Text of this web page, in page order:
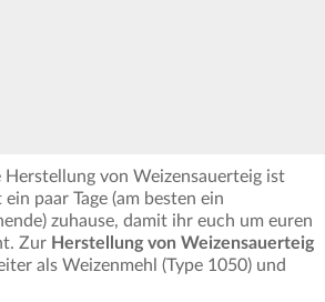
Herstellung von Weizensauerteig ist
paar Tage (am besten ein
zuhause, damit ihr euch um euren
Zur Herstellung von Weizensauerteig
als Weizenmehl (Type 1050) und